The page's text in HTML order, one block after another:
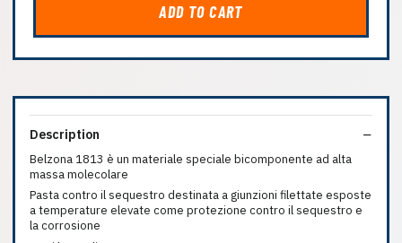
ADD TO CART
Description
Belzona 1813 è un materiale speciale bicomponente ad alta
massa molecolare
Pasta contro il sequestro destinata a giunzioni filettate esposte
a temperature elevate come protezione contro il sequestro e
la corrosione